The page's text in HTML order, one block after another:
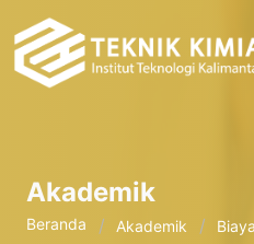
Akademik
Beranda Akademik